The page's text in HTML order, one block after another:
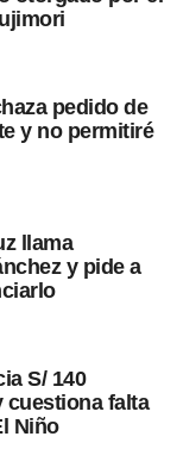
pedido de
y no permitiré
llama
y pide a
S/ 140
cuestiona falta
Niño